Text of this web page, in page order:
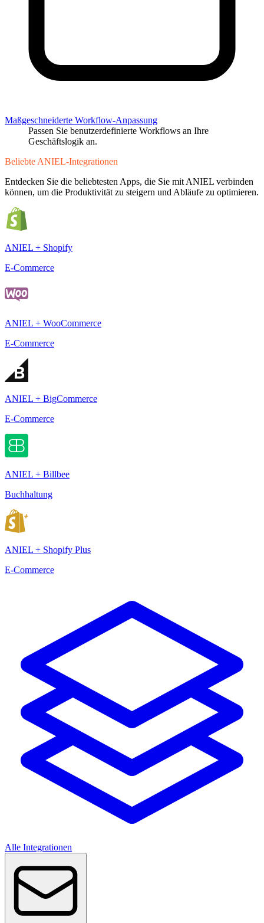
Maßgeschneiderte Workflow-Anpassung
Passen Sie benutzerdefinierte Workflows an Ihre
Geschäftslogik an.
Beliebte ANIEL-Integrationen
Entdecken Sie die beliebtesten Apps, die Sie mit ANIEL verbinden
können, um die Produktivität zu steigern und Abläufe zu optimieren.
ANIEL + Shopify
E-Commerce
ANIEL + WooCommerce
E-Commerce
ANIEL + BigCommerce
E-Commerce
ANIEL + Billbee
Buchhaltung
ANIEL + Shopify Plus
E-Commerce
Alle Integrationen